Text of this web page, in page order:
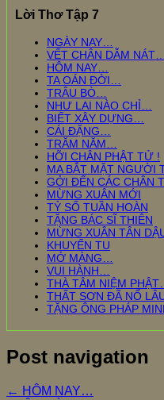
Lời Thơ Tập 7
NGÀY NAY…
VẾT CHÂN DẪM NÁT…
HÔM NAY…
TA OÁN ĐỜI…
TRÂU BÒ…
NHƯ LAI NÀO CHỈ…
BIẾT XÂY DỰNG…
CÁI ĐẶNG…
TRĂM NĂM…
HỠI CHÂN PHẬT TỬ !
MA BẮT MẶT NGƯỜI
GỞI ĐẾN CÁC CHÂN
MỪNG XUÂN MỚI
TỶ SỐ TUẦN HOÀN
TẶNG BÁC SĨ THIÊN
MỪNG XUÂN TÂN
KHUYẾN TU
MỞ MÀNG…
VUI HÀNH…
THÀ TÂM NIỆM PHẬT…
THẤT SƠN ĐÃ NỔ
TẶNG ÔNG PHÁP
Post navigation
← HÔM NAY…